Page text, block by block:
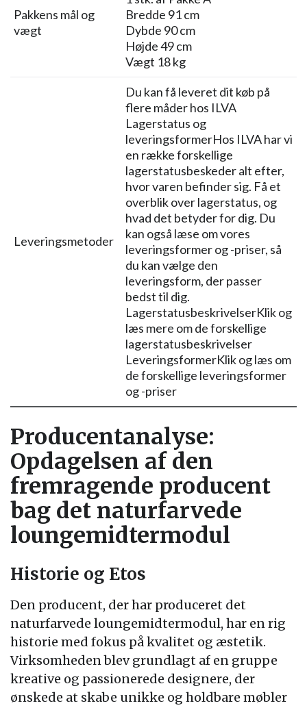
Pakkens mål og
vægt
Bredde 91 cm
Dybde 90 cm
Højde 49 cm
Vægt 18 kg
Leveringsmetoder
Du kan få leveret dit køb på
flere måder hos ILVA
Lagerstatus og
leveringsformerHos ILVA har vi
en række forskellige
lagerstatusbeskeder alt efter,
hvor varen befinder sig. Få et
overblik over lagerstatus, og
hvad det betyder for dig. Du
kan også læse om vores
leveringsformer og -priser, så
du kan vælge den
leveringsform, der passer
bedst til dig.
LagerstatusbeskrivelserKlik og
læs mere om de forskellige
lagerstatusbeskrivelser
LeveringsformerKlik og læs om
de forskellige leveringsformer
og -priser
Producentanalyse:
Opdagelsen af den
fremragende producent
bag det naturfarvede
loungemidtermodul
Historie og Etos
Den producent, der har produceret det
naturfarvede loungemidtermodul, har en rig
historie med fokus på kvalitet og æstetik.
Virksomheden blev grundlagt af en gruppe
kreative og passionerede designere, der
ønskede at skabe unikke og holdbare møbler